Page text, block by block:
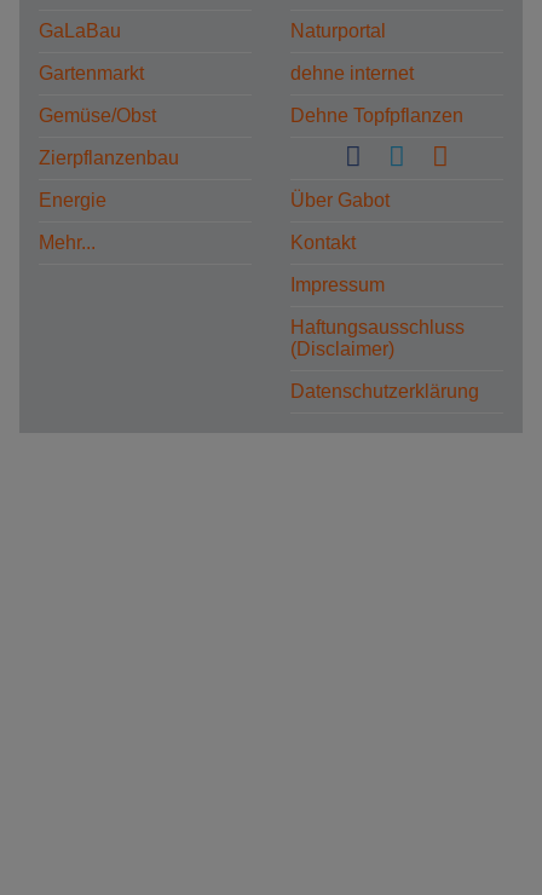
GaLaBau
Gartenmarkt
Gemüse/Obst
Zierpflanzenbau
Energie
Mehr...
Naturportal
dehne internet
Dehne Topfpflanzen
Über Gabot
Kontakt
Impressum
Haftungsausschluss
(Disclaimer)
Datenschutzerklärung